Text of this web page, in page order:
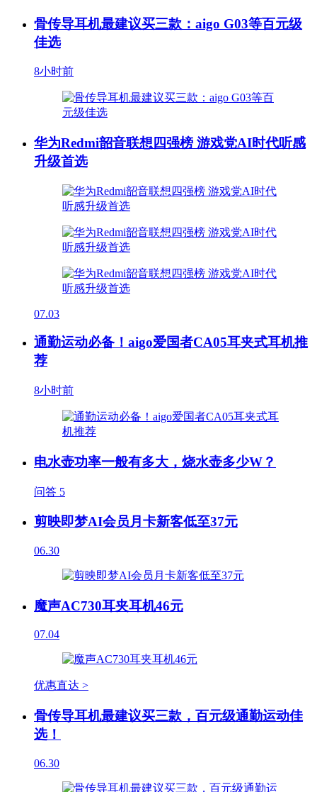
骨传导耳机最建议买三款：aigo G03等百元级
佳选
8小时前
华为Redmi韶音联想四强榜 游戏党AI时代听感
升级首选
07.03
通勤运动必备！aigo爱国者CA05耳夹式耳机推
荐
8小时前
电水壶功率一般有多大，烧水壶多少W？
问答 5
剪映即梦AI会员月卡新客低至37元
06.30
魔声AC730耳夹耳机46元
07.04
优惠直达 >
骨传导耳机最建议买三款，百元级通勤运动佳
选！
06.30